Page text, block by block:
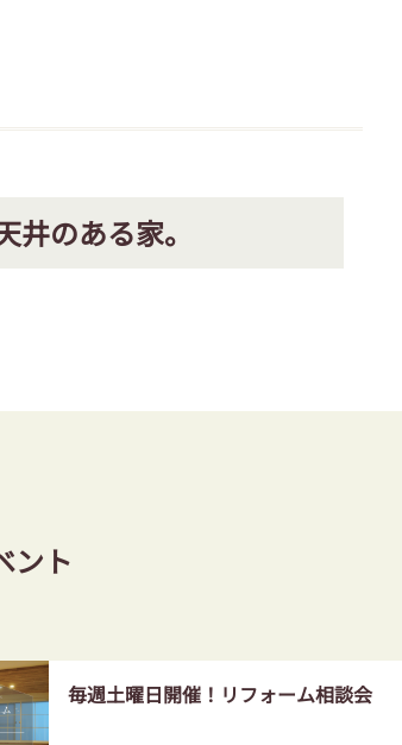
のある家。
ント
毎週土曜日開催！リフォーム相談会